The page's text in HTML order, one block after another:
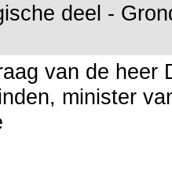
deel -
van de heer
minister